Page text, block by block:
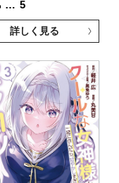
… 5
詳しく見る